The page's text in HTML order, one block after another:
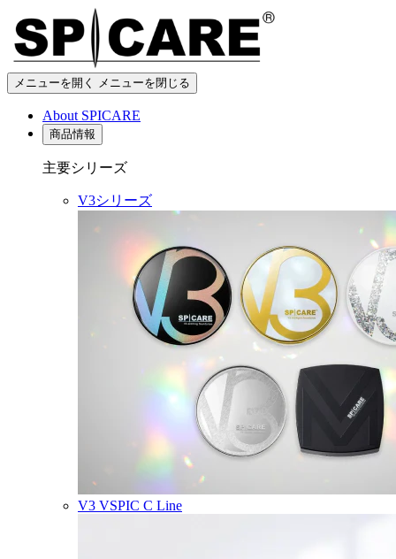
メニューを開く メニューを閉じる
About SPICARE
商品情報
主要シリーズ
V3シリーズ
V3 VSPIC C Line